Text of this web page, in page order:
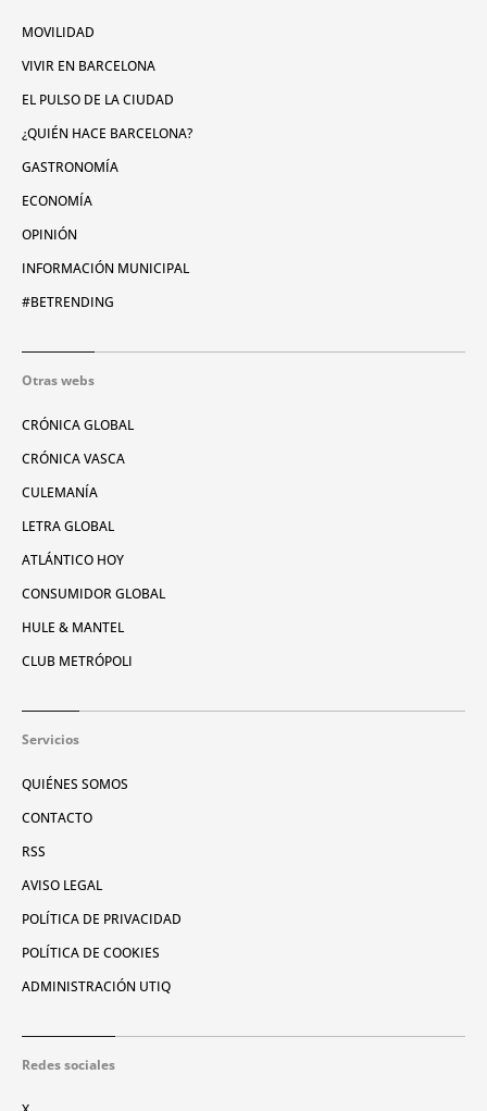
MOVILIDAD
VIVIR EN BARCELONA
EL PULSO DE LA CIUDAD
¿QUIÉN HACE BARCELONA?
GASTRONOMÍA
ECONOMÍA
OPINIÓN
INFORMACIÓN MUNICIPAL
#BETRENDING
Otras webs
CRÓNICA GLOBAL
CRÓNICA VASCA
CULEMANÍA
LETRA GLOBAL
ATLÁNTICO HOY
CONSUMIDOR GLOBAL
HULE & MANTEL
CLUB METRÓPOLI
Servicios
QUIÉNES SOMOS
CONTACTO
RSS
AVISO LEGAL
POLÍTICA DE PRIVACIDAD
POLÍTICA DE COOKIES
ADMINISTRACIÓN UTIQ
Redes sociales